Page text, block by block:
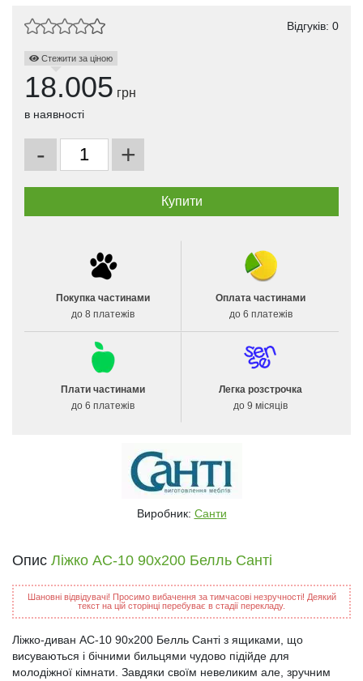
Відгуків: 0
Стежити за ціною
18.005 грн
в наявності
- +
Покупка частинами
до 8 платежів
Оплата частинами
до 6 платежів
Плати частинами
до 6 платежів
Легка розстрочка
до 9 місяців
Виробник: Санти
Опис Ліжко АС-10 90x200 Белль Санті
Шановні відвідувачі! Просимо вибачення за тимчасові незручності! Деякий
текст на цій сторінці перебуває в стадії перекладу.
Ліжко-диван АС-10 90x200 Белль Санті з ящиками, що
висуваються і бічними бильцями чудово підійде для
молодіжної кімнати. Завдяки своїм невеликим але, зручним